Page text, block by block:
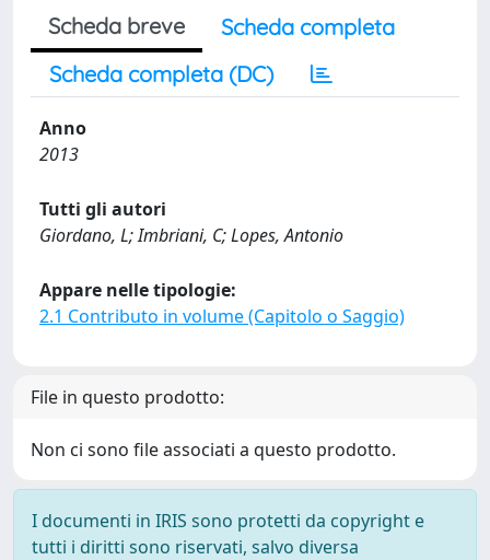
Scheda breve
Scheda completa
Scheda completa (DC)
Anno
2013
Tutti gli autori
Giordano, L; Imbriani, C; Lopes, Antonio
Appare nelle tipologie:
2.1 Contributo in volume (Capitolo o Saggio)
File in questo prodotto:
Non ci sono file associati a questo prodotto.
I documenti in IRIS sono protetti da copyright e
tutti i diritti sono riservati, salvo diversa